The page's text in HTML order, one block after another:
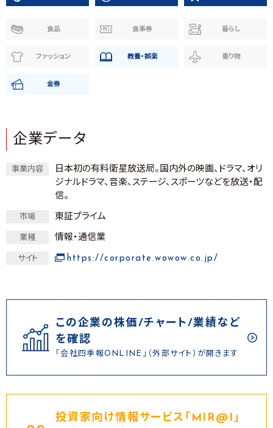
食品 食事券 暮らし
ファッション 教養・娯楽 乗り物
金券
企業データ
事業内容
日本初の有料衛星放送局。国内外の映画、ドラマ、オリ
ジナルドラマ、音楽、ステージ、スポーツなどを放送・配
信。
市場 東証プライム
業種 情報・通信業
サイト https://corporate.wowow.co.jp/
この企業の株価/チャート/業績など
を確認
「会社四季報ONLINE」（外部サイト）が開きます
投資家向け情報サービス｢MIR@I｣